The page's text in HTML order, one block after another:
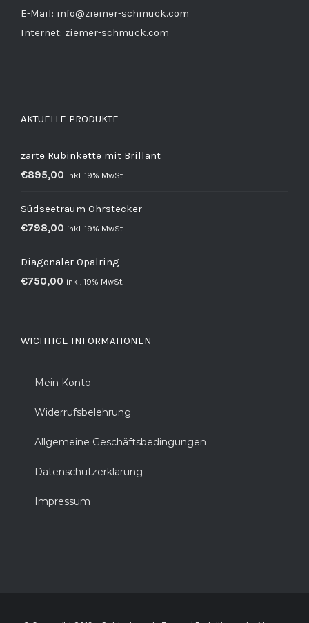
E-Mail: info@ziemer-schmuck.com
Internet: ziemer-schmuck.com
AKTUELLE PRODUKTE
zarte Rubinkette mit Brillant
€895,00 inkl. 19% MwSt.
Südseetraum Ohrstecker
€798,00 inkl. 19% MwSt.
Diagonaler Opalring
€750,00 inkl. 19% MwSt.
WICHTIGE INFORMATIONEN
Mein Konto
Widerrufsbelehrung
Allgemeine Geschäftsbedingungen
Datenschutzerklärung
Impressum